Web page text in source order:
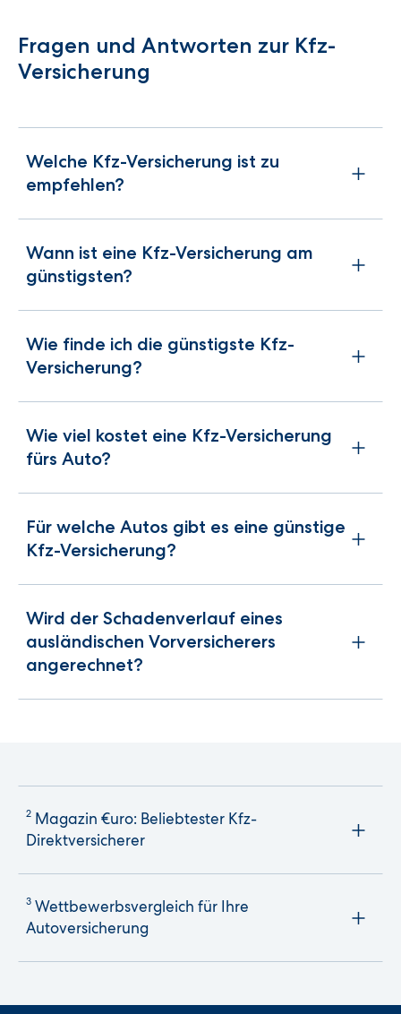
Fragen und Antworten zur Kfz-
Versicherung
Welche Kfz-Versicherung ist zu
empfehlen?
Wann ist eine Kfz-Versicherung am
günstigsten?
Wie finde ich die günstigste Kfz-
Versicherung?
Wie viel kostet eine Kfz-Versicherung
fürs Auto?
Für welche Autos gibt es eine günstige
Kfz-Versicherung?
Wird der Schadenverlauf eines
ausländischen Vorversicherers
angerechnet?
2 Magazin €uro: Beliebtester Kfz-
Direktversicherer
3 Wettbewerbsvergleich für Ihre
Autoversicherung